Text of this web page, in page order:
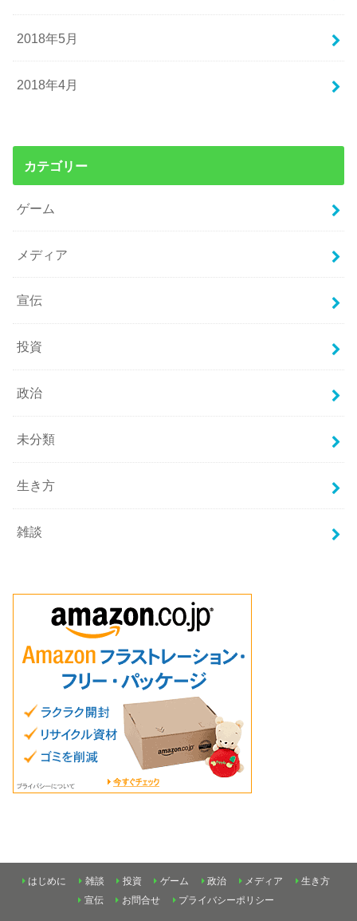
2018年5月
2018年4月
カテゴリー
ゲーム
メディア
宣伝
投資
政治
未分類
生き方
雑談
はじめに 雑談 投資 ゲーム 政治 メディア
生き方
宣伝
お問合せ プライバシーポリシー